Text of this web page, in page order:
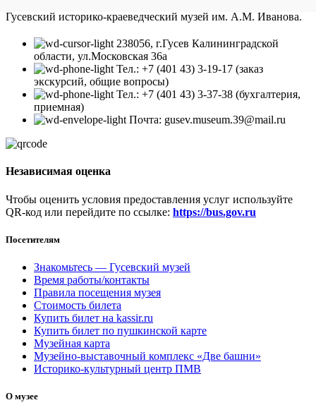
Гусевский историко-краеведческий музей им. А.М. Иванова.
238056, г.Гусев Калининградской
области, ул.Московская 36а
Тел.: +7 (401 43) 3-19-17 (заказ
экскурсий, общие вопросы)
Тел.: +7 (401 43) 3-37-38 (бухгалтерия,
приемная)
Почта: gusev.museum.39@mail.ru
Независимая оценка
Чтобы оценить условия предоставления услуг используйте
QR-код или перейдите по ссылке: https://bus.gov.ru
Посетителям
Знакомьтесь — Гусевский музей
Время работы/контакты
Правила посещения музея
Стоимость билета
Купить билет на kassir.ru
Купить билет по пушкинской карте
Музейная карта
Музейно-выставочный комплекс «Две башни»
Историко-культурный центр ПМВ
О музее